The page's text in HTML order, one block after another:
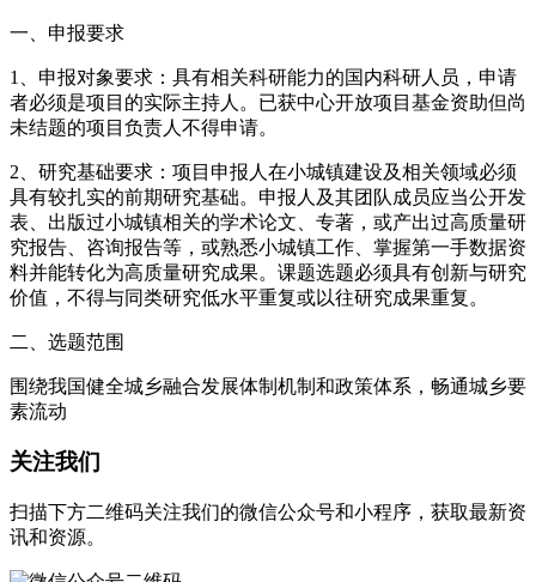
一、申报要求
1、申报对象要求：具有相关科研能力的国内科研人员，申请
者必须是项目的实际主持人。已获中心开放项目基金资助但尚
未结题的项目负责人不得申请。
2、研究基础要求：项目申报人在小城镇建设及相关领域必须
具有较扎实的前期研究基础。申报人及其团队成员应当公开发
表、出版过小城镇相关的学术论文、专著，或产出过高质量研
究报告、咨询报告等，或熟悉小城镇工作、掌握第一手数据资
料并能转化为高质量研究成果。课题选题必须具有创新与研究
价值，不得与同类研究低水平重复或以往研究成果重复。
二、选题范围
围绕我国健全城乡融合发展体制机制和政策体系，畅通城乡要
素流动
关注我们
扫描下方二维码关注我们的微信公众号和小程序，获取最新资
讯和资源。